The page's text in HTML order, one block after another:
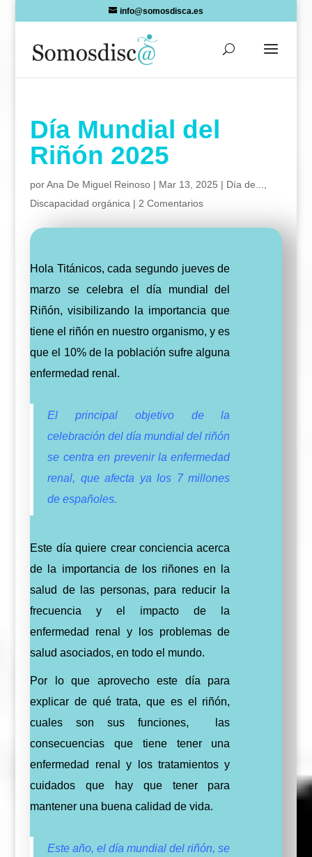
info@somosdisca.es
Día Mundial del
Riñón 2025
porAna De Miguel Reinoso| Mar 13, 2025 | Día de...
Discapacidad orgánica | 2 Comentarios
Hola Titánicos, cada segundo jueves de
marzo se celebra el día mundial del
Riñón,visibilizando la importancia que
tiene el riñón en nuestro organismo, y es
que el 10% de la población sufre alguna
enfermedad renal.
El principal objetivo de la
celebración del día mundial del riñón
se centra en prevenir la enfermedad
renal, que afecta ya los 7 millones
de españoles.
Este día quiere crear conciencia acerca
de la importancia de los riñones en la
salud de las personas, para reducir la
frecuencia y el impacto de la
enfermedad renal y los problemas de
salud asociados, en todo el mundo.
Por lo que aprovecho este día para
explicar de quétrata, que es el riñón,
cuales son sus funciones, las
consecuencias que tiene tener una
enfermedad renal y los tratamientos y
cuidados que hay que tener para
mantener una buena calidad de vida.
Este año, el día mundial del riñón, se